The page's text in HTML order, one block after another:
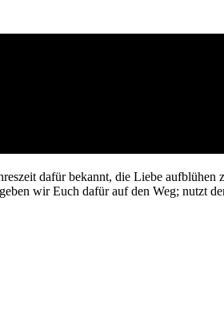
dafür bekannt, die Liebe
wir Euch dafür auf den Weg; nutzt